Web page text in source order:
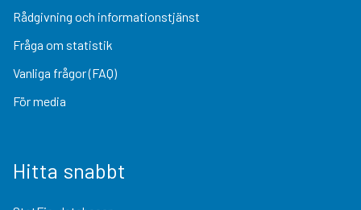
Rådgivning och informationstjänst
Fråga om statistik
Vanliga frågor (FAQ)
För media
Hitta snabbt